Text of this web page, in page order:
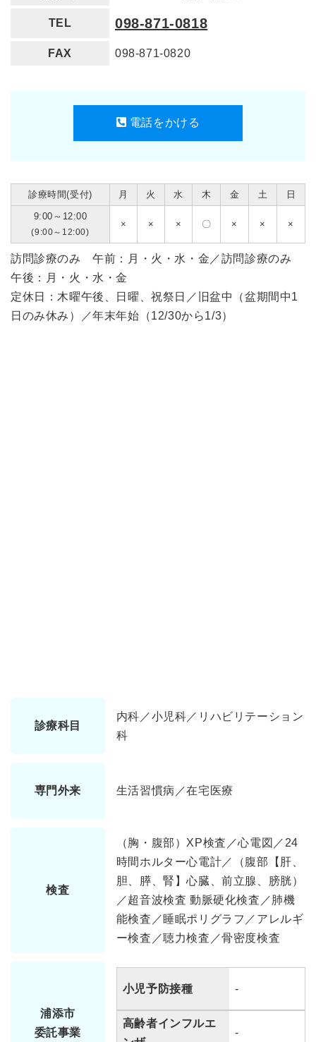
TEL 098-871-0818
FAX 098-871-0820
電話をかける
診療時間(受付) 月 火 水 木 金 土 日
9:00～12:00
(9:00～12:00)
× × × 〇 × × ×
訪問診療のみ 午前：月・火・水・金／訪問診療のみ
午後：月・火・水・金
定休日：木曜午後、日曜、祝祭日／旧盆中（盆期間中1
日のみ休み）／年末年始（12/30から1/3）
診療科目
内科／小児科／リハビリテーション
科
専門外来 生活習慣病／在宅医療
検査
（胸・腹部）XP検査／心電図／24
時間ホルター心電計／（腹部【肝、
胆、膵、腎】心臓、前立腺、膀胱）
／超音波検査 動脈硬化検査／肺機
能検査／睡眠ポリグラフ／アレルギ
ー検査／聴力検査／骨密度検査
浦添市
委託事業
小児予防接種 -
高齢者インフルエ
-